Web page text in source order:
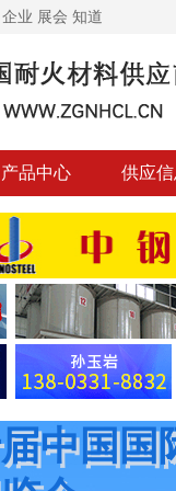
企业 展会 知道
产品中心 供应信
中国国